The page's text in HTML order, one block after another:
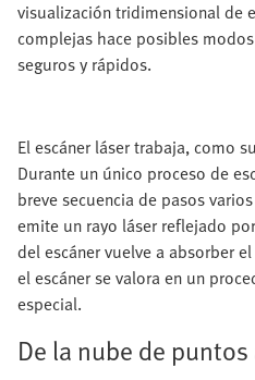
visualización tridimensional de
complejas hace posibles
seguros y rápidos.
El escáner láser trabaja, como
Durante un único proceso de
breve secuencia de pasos
emite un rayo láser reflejado
del escáner vuelve a absorber
el escáner se valora en un
especial.
De la nube de